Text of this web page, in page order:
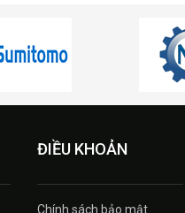
ĐIỀU KHOẢN
Chính sách bảo mật